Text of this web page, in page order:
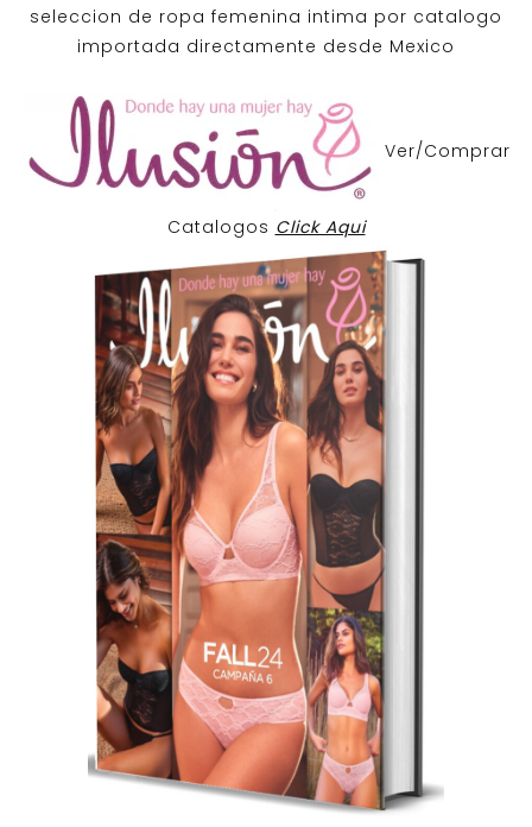
seleccion de ropa femenina intima por catalogo
importada directamente desde Mexico
Ver/Comprar
Catalogos Click Aqui